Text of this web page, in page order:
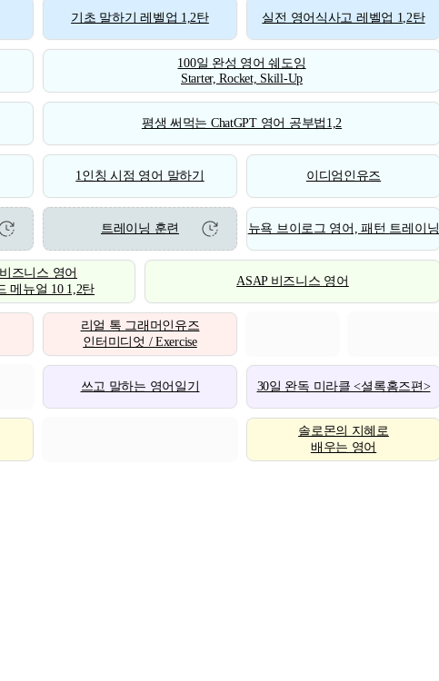
기초 말하기 레벨업 1,2탄 실전 영어식사고 레벨업 1,2탄
100일 완성 영어 쉐도잉
Starter, Rocket, Skill-Up
평생 써먹는 ChatGPT 영어 공부법1,2
1인칭 시점 영어 말하기 이디엄인유즈
트레이닝 훈련 뉴욕 브이로그 영어, 패턴 트레이닝
비즈니스 영어
메뉴얼 10 1,2탄
ASAP 비즈니스 영어
리얼 톡 그래머인유즈
인터미디엇 / Exercise
쓰고 말하는 영어일기 30일 완독 미라클 <셜록홈즈편>
솔로몬의 지혜로
배우는 영어